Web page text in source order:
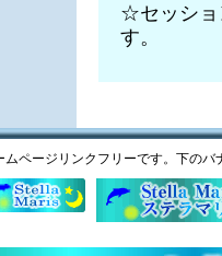
☆セッショ
す。
ムページリンクフリーです。下の